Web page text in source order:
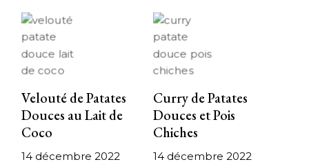
Velouté de Patates
Douces au Lait de
Coco
14 décembre 2022
Curry de Patates
Douces et Pois
Chiches
14 décembre 2022